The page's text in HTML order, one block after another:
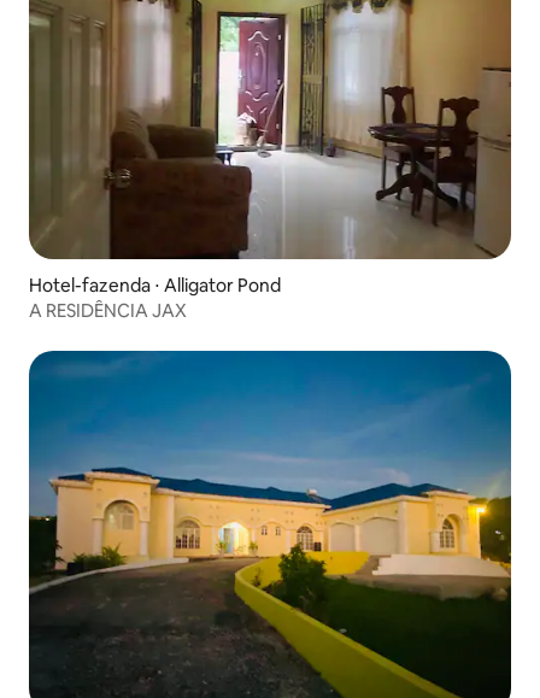
Hotel-fazenda ⋅ Alligator Pond
A RESIDÊNCIA JAX